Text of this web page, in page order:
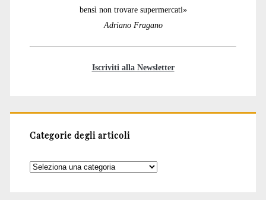
bensì non trovare supermercati»
Adriano Fragano
Iscriviti alla Newsletter
Categorie degli articoli
Categorie